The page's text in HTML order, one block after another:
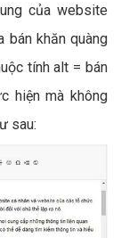
của website
bán khăn quàng
tính alt = bán
hiện mà không
sau: